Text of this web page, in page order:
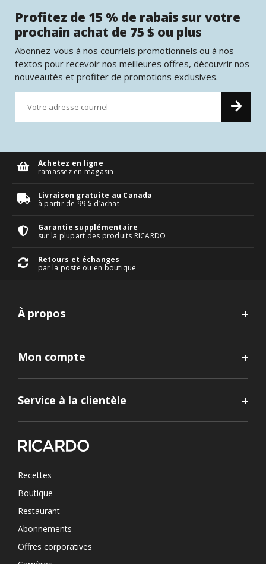
Profitez de 15 % de rabais sur votre
prochain achat de 75 $ ou plus
Abonnez-vous à nos courriels promotionnels ou à nos
textos pour recevoir nos meilleures offres, découvrir nos
nouveautés et profiter de promotions exclusives.
Achetez en ligne
ramassez en magasin
Livraison gratuite au Canada
à partir de 99 $ d’achat
Garantie supplémentaire
sur la plupart des produits RICARDO
Retours et échanges
par la poste ou en boutique
À propos
Mon compte
Service à la clientèle
Recettes
Boutique
Restaurant
Abonnements
Offres corporatives